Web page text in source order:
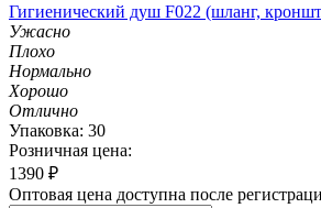
Гигиенический душ F022 (шланг,
Ужасно
Плохо
Нормально
Хорошо
Отлично
Упаковка: 30
Розничная цена:
1390 ₽
Оптовая цена доступна после